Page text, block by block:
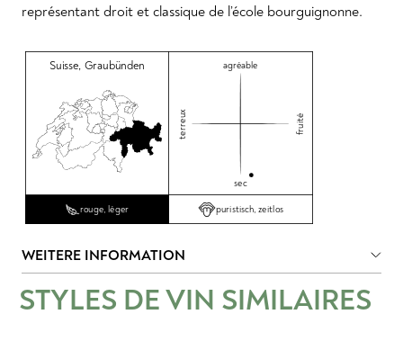
représentant droit et classique de l’école bourguignonne.
Suisse, Graubünden agréable
terreux fruité
sec
rouge, léger puristisch, zeitlos
WEITERE INFORMATION
STYLES DE VIN SIMILAIRES